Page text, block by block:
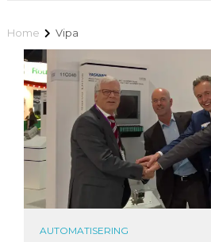
Home Vipa
AUTOMATISERING